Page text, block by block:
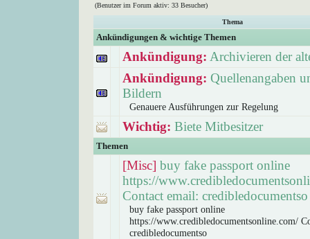
(Benutzer im Forum aktiv: 33 Besucher)
Thema
Ankündigungen & wichtige Themen
Ankündigung: Archivieren der
Ankündigung: Quellenangaben
Bildern
Genauere Ausführungen zur Regelung
Wichtig: Biete Mitbesitzer
Themen
[Misc] buy fake passport online
https://
Contact email: credibledocumentso
buy fake passport online
https://www.credibledocumentsonline.com/
credibledocumentso